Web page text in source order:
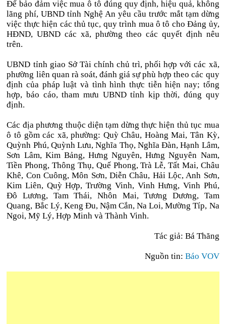
Để bảo đảm việc mua ô tô đúng quy định, hiệu quả, không
lãng phí, UBND tỉnh Nghệ An yêu cầu trước mắt tạm dừng
việc thực hiện các thủ tục, quy trình mua ô tô cho Đảng ủy,
HĐND, UBND các xã, phường theo các quyết định nêu
trên.
UBND tỉnh giao Sở Tài chính chủ trì, phối hợp với các xã,
phường liên quan rà soát, đánh giá sự phù hợp theo các quy
định của pháp luật và tình hình thực tiễn hiện nay; tổng
hợp, báo cáo, tham mưu UBND tỉnh kịp thời, đúng quy
định.
Các địa phương thuộc diện tạm dừng thực hiện thủ tục mua
ô tô gồm các xã, phường: Quỳ Châu, Hoàng Mai, Tân Kỳ,
Quỳnh Phú, Quỳnh Lưu, Nghĩa Thọ, Nghĩa Đàn, Hạnh Lâm,
Sơn Lâm, Kim Bảng, Hưng Nguyên, Hưng Nguyên Nam,
Tiền Phong, Thông Thụ, Quế Phong, Trà Lễ, Tất Mai, Châu
Khê, Con Cuông, Môn Sơn, Diễn Châu, Hải Lộc, Anh Sơn,
Kim Liên, Quỳ Hợp, Trường Vinh, Vinh Hưng, Vinh Phú,
Đô Lương, Tam Thái, Nhôn Mai, Tương Dương, Tam
Quang, Bắc Lý, Keng Đu, Nậm Cắn, Na Loi, Mường Típ, Na
Ngoi, Mỹ Lý, Hợp Minh và Thành Vinh.
Tác giả: Bá Thăng
Nguồn tin: Báo VOV